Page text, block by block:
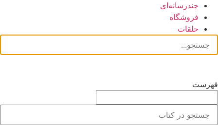
چندرسانه‌ای
فروشگاه
حلقات
فهرست